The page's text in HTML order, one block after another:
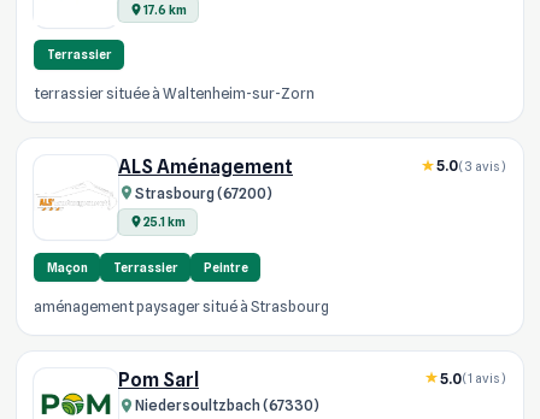
17.6 km
Terrassier
terrassier située à Waltenheim-sur-Zorn
ALS Aménagement
Strasbourg (67200)
25.1 km
5.0(3 avis)
Maçon Terrassier Peintre
aménagement paysager situé à Strasbourg
Pom Sarl
Niedersoultzbach (67330)
5.0(1 avis)